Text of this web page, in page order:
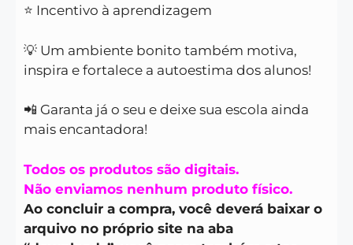
⭐ Incentivo à aprendizagem
💡 Um ambiente bonito também motiva,
inspira e fortalece a autoestima dos alunos!
📲 Garanta já o seu e deixe sua escola ainda
mais encantadora!
Todos os produtos são digitais.
Não enviamos nenhum produto físico.
Ao concluir a compra, você deverá baixar o
arquivo no próprio site na aba